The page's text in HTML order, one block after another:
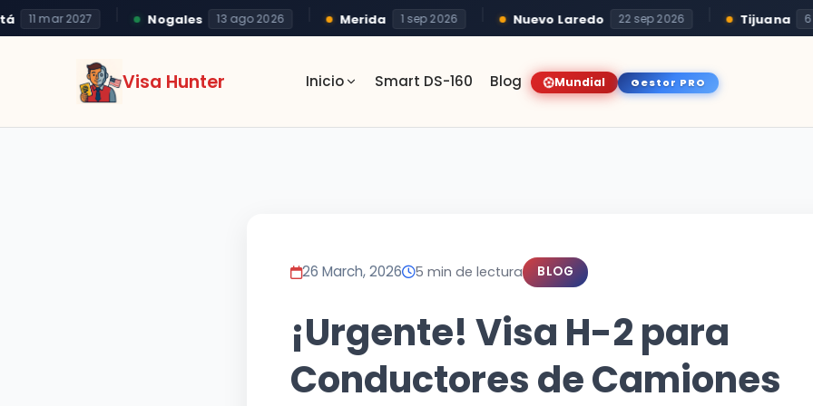
11 mar 2027 Nogales 13 ago 2026 Merida 1 sep 2026 Nuevo Laredo 22 sep 2026 Tijuana 6 oct
Visa Hunter Inicio Smart DS-160 Blog Mundial Gestor PRO
26 March, 2026 5 min de lectura BLOG
¡Urgente! Visa H-2 para
Conductores de Camiones